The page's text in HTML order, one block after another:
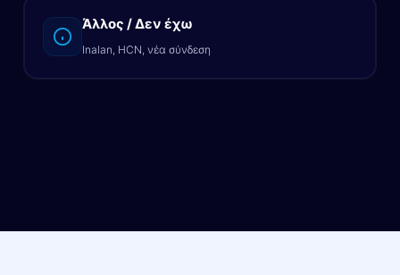
Άλλος / Δεν έχω
Inalan, HCN, νέα σύνδεση